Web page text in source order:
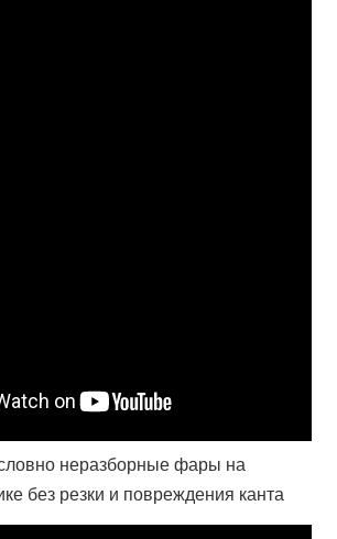
неразборные фары на
без резки и повреждения канта